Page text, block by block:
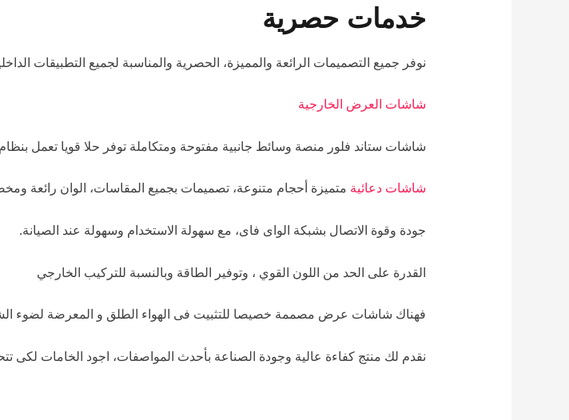
خدمات حصرية
نوفر جميع التصميمات الرائعة والمميزة، الحصرية والمناسبة لجميع التطبيقات
شاشات العرض الخارجية
شاشات ستاند فلور منصة وسائط جانبية مفتوحة ومتكاملة توفر حلا قويا تعمل بنظام
شاشات دعائية متميزة أحجام متنوعة، تصميمات بجميع المقاسات، الوان رائعة
جودة وقوة الاتصال بشبكة الواى فاى، مع سهولة الاستخدام وسهولة عند الصيانة.
القدرة على الحد من اللون القوي ، وتوفير الطاقة وبالنسبة للتركيب الخارجي
فهناك شاشات عرض مصممة خصيصا للتثبيت فى الهواء الطلق و المعرضة لضوء
نقدم لك منتج كفاءة عالية وجودة الصناعة بأحدث المواصفات، اجود الخامات لكى